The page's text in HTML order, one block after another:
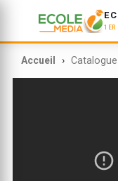
1ER
Accueil Catalogue